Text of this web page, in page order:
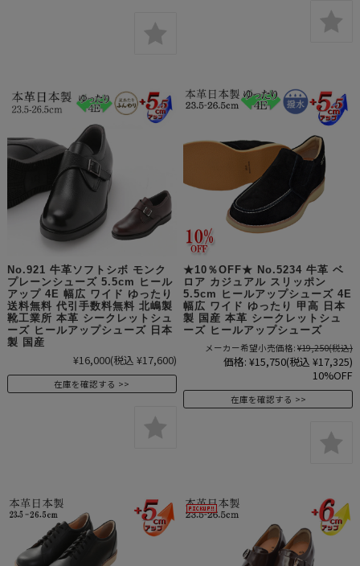
No.921 牛革ソフトシボ モンク
プレーンシューズ 5.5cm ヒール
アップ 4E 幅広 ワイド ゆったり
送料無料 代引手数料無料 北嶋製
靴工業所 本革 シークレットシュ
ーズ ヒールアップシューズ 日本
製 国産
¥16,000(税込 ¥17,600)
在庫を確認する
★10％OFF★ No.5234 牛革 ベ
ロア カジュアル スリッポン
5.5cm ヒールアップシューズ 4E
幅広 ワイド ゆったり 甲高 日本
製 国産 本革 シークレットシュ
ーズ ヒールアップシューズ
メーカー希望小売価格: ¥19,250(税込)
価格: ¥15,750(税込 ¥17,325)
10%OFF
在庫を確認する